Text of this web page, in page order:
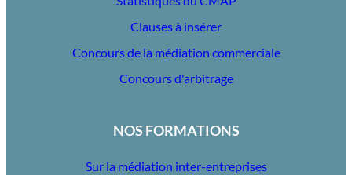
Clauses à insérer
Concours de la médiation commerciale
Concours d'arbitrage
NOS FORMATIONS
Sur la médiation inter-entreprises